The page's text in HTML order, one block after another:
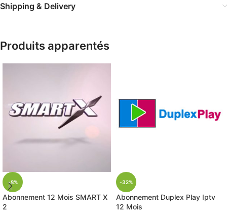
Shipping & Delivery
Produits apparentés
-8%
Abonnement 12 Mois SMART X
2
-32%
Abonnement Duplex Play Iptv
12 Mois